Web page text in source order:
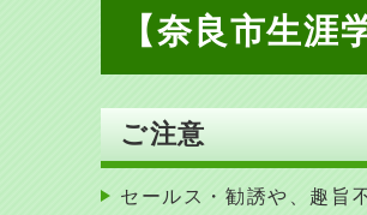
【奈良市生
ご注意
セールス・勧誘や、趣旨